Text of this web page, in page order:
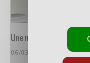
Une mise au vert au Fort
06/03/2021